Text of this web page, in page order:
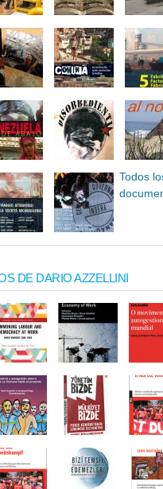
Todos
DE DARIO AZZELLINI